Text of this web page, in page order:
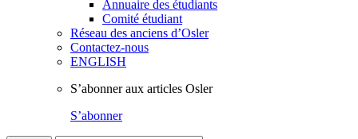
Annuaire des étudiants
Comité étudiant
Réseau des anciens d’Osler
Contactez-nous
ENGLISH
S’abonner aux articles Osler
S’abonner